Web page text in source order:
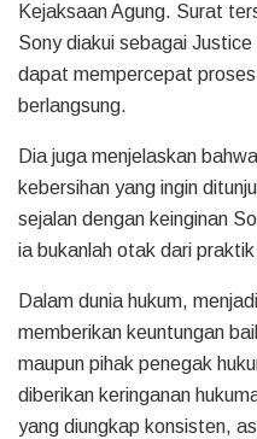
Kejaksaan Agung. Surat
Sony diakui sebagai
dapat mempercepat
berlangsung.
Dia juga menjelaskan
kebersihan yang ingin
sejalan dengan keinginan
ia bukanlah otak dari
Dalam dunia hukum,
memberikan keuntungan
maupun pihak penegak
diberikan keringanan
yang diungkap konsisten,